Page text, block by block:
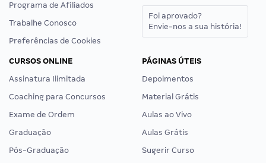
Programa de Afiliados
Trabalhe Conosco
Preferências de Cookies
Foi aprovado?
Envie-nos a sua história!
CURSOS ONLINE
Assinatura Ilimitada
Coaching para Concursos
Exame de Ordem
Graduação
Pós-Graduação
PÁGINAS ÚTEIS
Depoimentos
Material Grátis
Aulas ao Vivo
Aulas Grátis
Sugerir Curso